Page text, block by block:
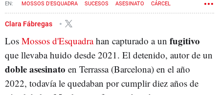
MOSSOS D'ESQUADRA SUCESOS ASESINATO CÁRCEL
Clara Fábregas
Los Mossos d'Esquadrahan capturado a un fugitivo
que llevaba huido desde 2021. El detenido, autor de un
doble asesinato en Terrassa (Barcelona) en el año
2022, todavía le quedaban por cumplir diez años de